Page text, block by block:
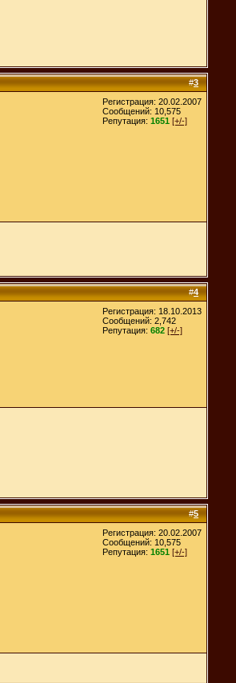
#3
Регистрация: 20.02.2007
Сообщений: 10,575
Репутация: 1651 [+/-]
#4
Регистрация: 18.10.2013
Сообщений: 2,742
Репутация: 682 [+/-]
#5
Регистрация: 20.02.2007
Сообщений: 10,575
Репутация: 1651 [+/-]